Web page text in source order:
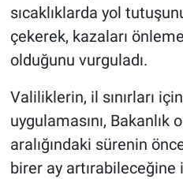
sıcaklıklarda yol
çekerek, kazaları
olduğunu vurguladı.
Valiliklerin, il sınırları
uygulamasını,
aralığındaki sürenin
birer ay